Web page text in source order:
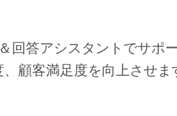
回答アシスタントでサポ
顧客満足度を向上させま